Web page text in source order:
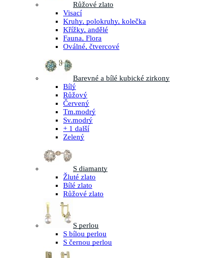
Růžové zlato
Visací
Kruhy, polokruhy, kolečka
Křížky, andělé
Fauna, Flora
Oválné, čtvercové
Barevné a bílé kubické zirkony
Bílý
Růžový
Červený
Tm.modrý
Sv.modrý
+ 1 další
Zelený
S diamanty
Žluté zlato
Bílé zlato
Růžové zlato
S perlou
S bílou perlou
S černou perlou